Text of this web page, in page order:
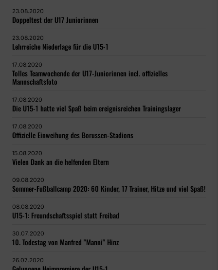
23.08.2020
Doppeltest der U17 Juniorinnen
23.08.2020
Lehrreiche Niederlage für die U15-1
17.08.2020
Tolles Teamwochende der U17-Juniorinnen incl. offizielles
Mannschaftsfoto
17.08.2020
Die U15-1 hatte viel Spaß beim ereignisreichen Trainingslager
17.08.2020
Offizielle Einweihung des Borussen-Stadions
15.08.2020
Vielen Dank an die helfenden Eltern
09.08.2020
Sommer-Fußballcamp 2020: 60 Kinder, 17 Trainer, Hitze und viel Spaß!
08.08.2020
U15-1: Freundschaftsspiel statt Freibad
30.07.2020
10. Todestag von Manfred "Manni" Hinz
26.07.2020